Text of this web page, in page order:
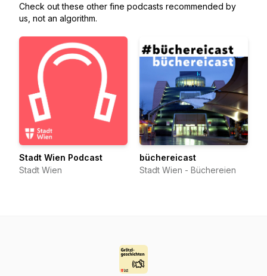
Check out these other fine podcasts recommended by
us, not an algorithm.
Stadt Wien Podcast
Stadt Wien
büchereicast
Stadt Wien - Büchereien